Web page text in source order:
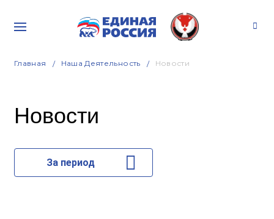
Главная Наша Деятельность Новости
Новости
За период